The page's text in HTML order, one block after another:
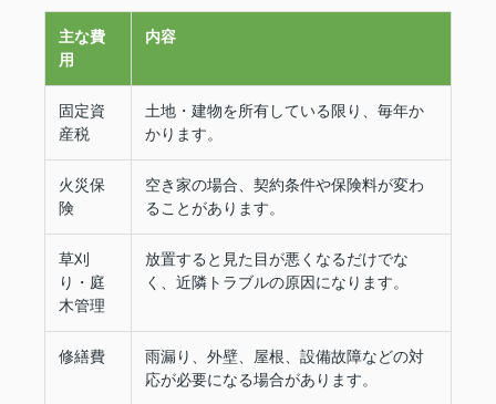
主な費
用
内容
固定資
産税
土地・建物を所有している限り、毎年か
かります。
火災保
険
空き家の場合、契約条件や保険料が変わ
ることがあります。
草刈
り・庭
木管理
放置すると見た目が悪くなるだけでな
く、近隣トラブルの原因になります。
修繕費
雨漏り、外壁、屋根、設備故障などの対
応が必要になる場合があります。